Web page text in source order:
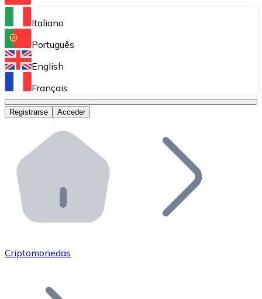
Bitnovo Ramp
Integra nuestra solución en tu plataforma.
Bitnovo Giftcards
Bitnovo OTC
Bitnovo ATM
Integra un ATM Bitnovo en tu negocio y permite que
Bitnovo API
Integra nuestra API en tu ecosistema.
Únete a nuestra red de distribuidores.
Añade tu proyecto a nuestro ecosistema.
Italiano
Português
English
Français
Registrarse Acceder
Criptomonedas